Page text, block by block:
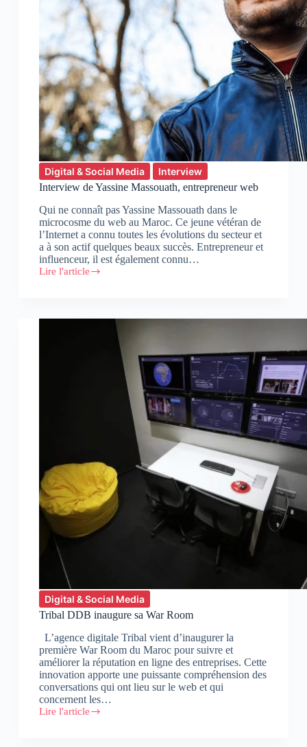
Digital & Social Media
Interview
Interview de Yassine Massouath, entrepreneur web
Qui ne connaît pas Yassine Massouath dans le
microcosme du web au Maroc. Ce jeune vétéran de
l’Internet a connu toutes les évolutions du secteur et
a à son actif quelques beaux succès. Entrepreneur et
influenceur, il est également connu…
Lire l'article
Interview
Digital & Social Media
Tribal DDB inaugure sa War Room
L’agence digitale Tribal vient d’inaugurer la
première War Room du Maroc pour suivre et
améliorer la réputation en ligne des entreprises. Cette
innovation apporte une puissante compréhension des
conversations qui ont lieu sur le web et qui
concernent les…
Lire l'article
Tribal